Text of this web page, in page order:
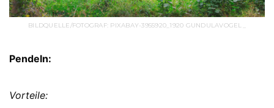
BILDQUELLE/FOTOGRAF: PIXABAY-3955920_1920 GUNDULAVOGEL_
Pendeln:
Vorteile: